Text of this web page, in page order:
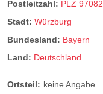
Postleitzahl: PLZ 97082
Stadt: Würzburg
Bundesland: Bayern
Land: Deutschland
Ortsteil: keine Angabe